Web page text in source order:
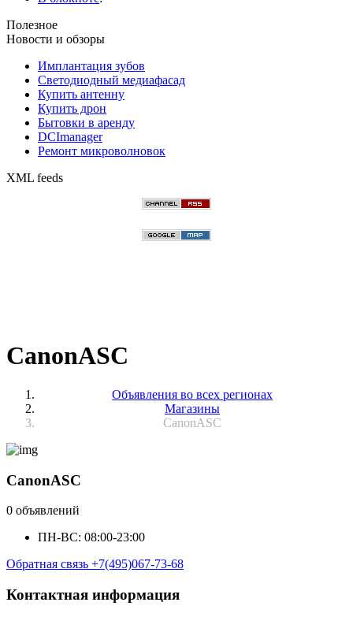
Полезное
Новости и обзоры
Имплантация зубов
Светодиодный медиафасад
Купить антенну
Купить дрон
Бытовки в аренду
DCImanager
Ремонт микроволновок
XML feeds
CanonASC
Объявления во всех регионах
Магазины
CanonASC
CanonASC
0 объявлений
ПН-ВС: 08:00-23:00
Обратная связь +7(495)067-73-68
Контактная информация